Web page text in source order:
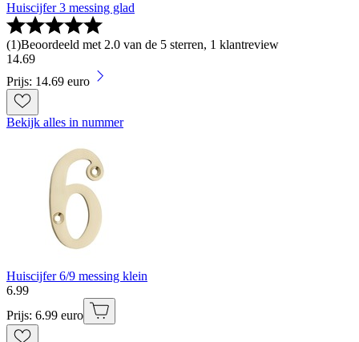
Huiscijfer 3 messing glad
(1)Beoordeeld met 2.0 van de 5 sterren, 1 klantreview
14.69
Prijs: 14.69 euro
Bekijk alles in nummer
Huiscijfer 6/9 messing klein
6.99
Prijs: 6.99 euro